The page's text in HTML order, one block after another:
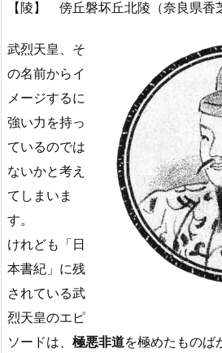
【陵】 傍丘磐坏丘北陵（奈良県香
武烈天皇、そ
の名前からイ
メージするに
強い力を持っ
ているのでは
ないかと考え
てしまいま
す。
けれども「日
本書紀」に残
されている武
烈天皇のエピ
ソードは、 極悪非道を極めたものば